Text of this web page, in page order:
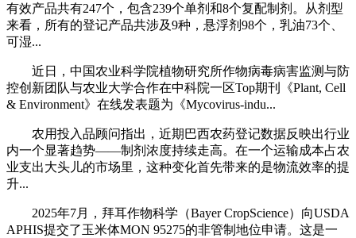
有效产品共有247个，包含239个单剂和8个复配制剂。从剂型
来看，所有的登记产品共涉及9种，悬浮剂98个，乳油73个、
可湿...
近日，中国农业科学院植物研究所作物病毒病害监测与防
控创新团队与农业大学合作在中科院一区Top期刊《Plant, Cell
& Environment》在线发表题为《Mycovirus-indu...
农用投入品顾问指出，近期巴西农药登记数据反映出行业
内一个显著趋势——制剂浓度持续走高。在一个运输成本占农
业支出大头儿的市场里，这种变化首先带来的是物流效率的提
升...
2025年7月，拜耳作物科学（Bayer CropScience）向USDA
APHIS提交了玉米体MON 95275的非管制地位申请。这是一